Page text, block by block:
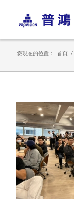
您現在的位置： 首頁 /